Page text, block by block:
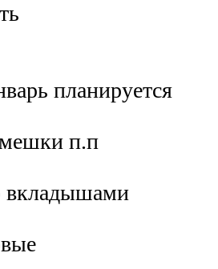
планируется
п.п
вкладышами